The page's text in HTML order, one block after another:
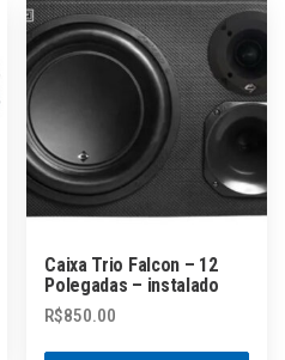
Caixa Trio Falcon – 12
Polegadas – instalado
R$850.00